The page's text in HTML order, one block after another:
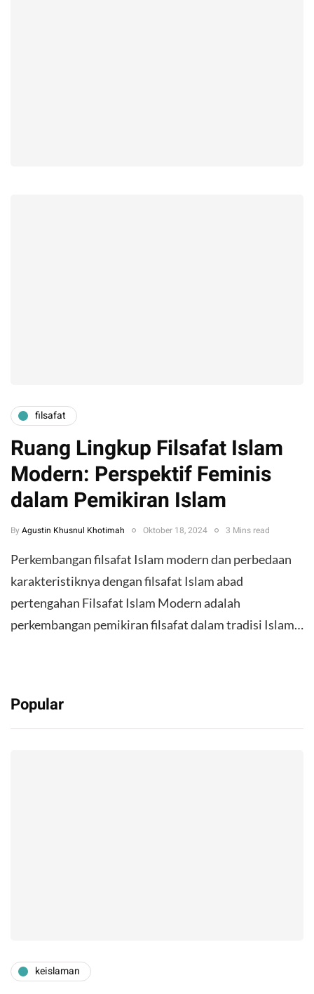
filsafat
Ruang Lingkup Filsafat Islam
Modern: Perspektif Feminis
dalam Pemikiran Islam
By Agustin Khusnul Khotimah Oktober 18, 2024 3 Mins read
Perkembangan filsafat Islam modern dan perbedaan
karakteristiknya dengan filsafat Islam abad
pertengahan Filsafat Islam Modern adalah
perkembangan pemikiran filsafat dalam tradisi Islam…
Popular
keislaman